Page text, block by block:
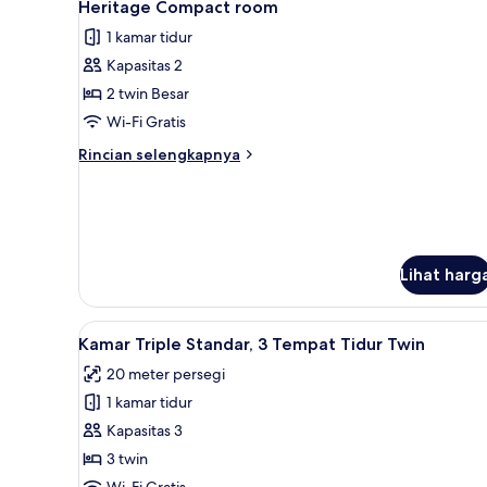
semua
foto
untuk
Heritage
Compact
room
Heritage Compact room
1 kamar tidur
Kapasitas 2
2 twin Besar
Wi-Fi Gratis
Rincian selengkapnya
Rincian
Lihat
Lihat
semua
foto
untuk
Kamar
Triple
Standar,
Kamar Triple Standar, 3
5
Kamar Triple Standar, 3 Tempat Tidur Twin
20 meter persegi
1 kamar tidur
Kapasitas 3
3 twin